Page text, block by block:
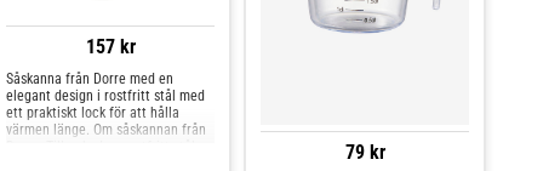
157 kr
Såskanna från Dorre med en
elegant design i rostfritt stål med
ett praktiskt lock för att hålla
värmen länge. Om såskannan från
79 kr